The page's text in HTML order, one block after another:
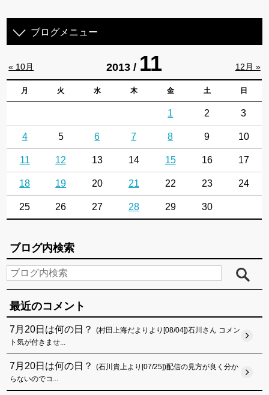
ブログメニュー
2013 / 11
月 火 水 木 金 土 日
1 2 3
4 5 6 7 8 9 10
11 12 13 14 15 16 17
18 19 20 21 22 23 24
25 26 27 28 29 30
« 10月 12月 »
ブログ内検索
最近のコメント
7月20日は何の日？
(村田上海だよりより[08/04])石川さん コメン
ト気が付きませ...
7月20日は何の日？
(石川貴上より[07/25])配信の見方が良く分か
らないのでコ...